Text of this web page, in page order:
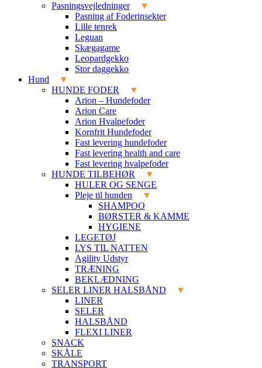
Pasningsvejledninger
Pasning af Foderinsekter
Lille tenrek
Leguan
Skægagame
Leopardgekko
Stor daggekko
Hund
HUNDE FODER
Arion – Hundefoder
Arion Care
Arion Hvalpefoder
Kornfrit Hundefoder
Fast levering hundefoder
Fast levering health and care
Fast levering hvalpefoder
HUNDE TILBEHØR
HULER OG SENGE
Pleje til hunden
SHAMPOO
BØRSTER & KAMME
HYGIENE
LEGETØJ
LYS TIL NATTEN
Agility Udstyr
TRÆNING
BEKLÆDNING
SELER LINER HALSBÅND
LINER
SELER
HALSBÅND
FLEXI LINER
SNACK
SKÅLE
TRANSPORT